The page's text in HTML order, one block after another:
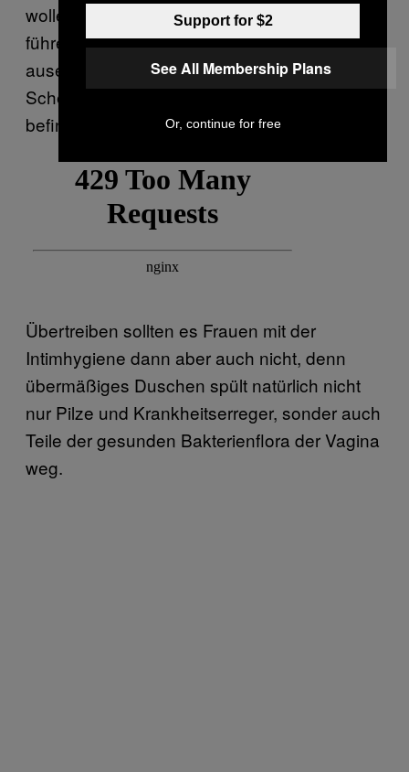
wollen. Einfach den Duschkopf nach unten
führen, die Schamlippen etwas
auseinanderziehen und das
Scheidengewölbe säubern. Denn hier
befinden sich bekanntlich viele Bakterien.”
Übertreiben sollten es Frauen mit der
Intimhygiene dann aber auch nicht, denn
übermäßiges Duschen spült natürlich nicht
nur Pilze und Krankheitserreger, sonder auch
Teile der gesunden Bakterienflora der Vagina
weg.
Support for $2
See All Membership Plans
Or, continue for free